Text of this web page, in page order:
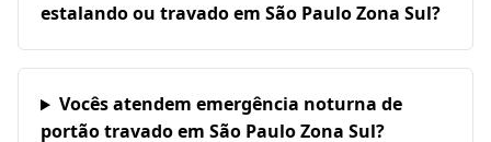
estalando ou travado em São Paulo Zona Sul?
Vocês atendem emergência noturna de
portão travado em São Paulo Zona Sul?